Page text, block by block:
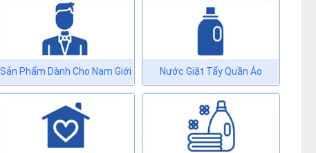
Sản Phẩm Dành Cho Nam Giới Nước Giặt Tẩy Quần Áo